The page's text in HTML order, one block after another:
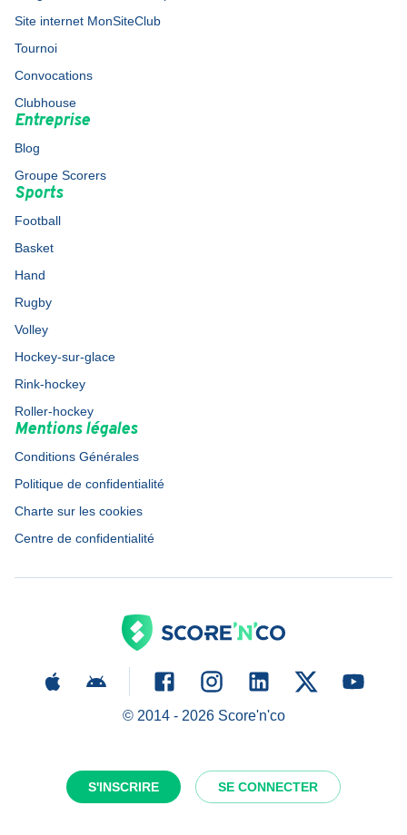
S'INSCRIRE SE CONNECTER
Site internet MonSiteClub
Tournoi
Convocations
Clubhouse
Entreprise
Blog
Groupe Scorers
Sports
Football
Basket
Hand
Rugby
Volley
Hockey-sur-glace
Rink-hockey
Roller-hockey
Mentions légales
Conditions Générales
Politique de confidentialité
Charte sur les cookies
Centre de confidentialité
© 2014 - 2026Score'n'co